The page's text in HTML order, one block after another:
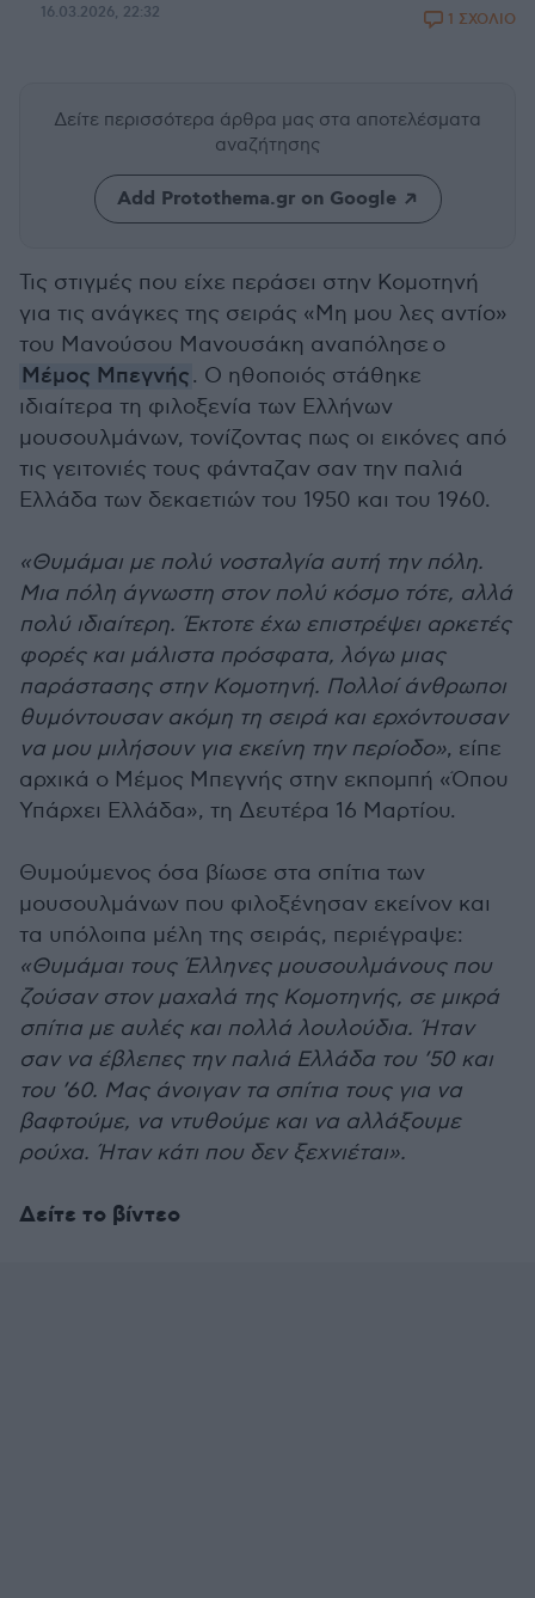
16.03.2026, 22:32 1 ΣΧΟΛΙΟ
Δείτε περισσότερα άρθρα μας στα αποτελέσματα
αναζήτησης
Add Protothema.gr on Google
Τις στιγμές που είχε περάσει στην Κομοτηνή
για τις ανάγκες της σειράς «Μη μου λες αντίο»
του Μανούσου Μανουσάκη αναπόλησε ο
Μέμος Μπεγνής. Ο ηθοποιός στάθηκε
ιδιαίτερα τη φιλοξενία των Ελλήνων
μουσουλμάνων, τονίζοντας πως οι εικόνες από
τις γειτονιές τους φάνταζαν σαν την παλιά
Ελλάδα των δεκαετιών του 1950 και του 1960.
«Θυμάμαι με πολύ νοσταλγία αυτή την πόλη.
Μια πόλη άγνωστη στον πολύ κόσμο τότε, αλλά
πολύ ιδιαίτερη. Έκτοτε έχω επιστρέψει αρκετές
φορές και μάλιστα πρόσφατα, λόγω μιας
παράστασης στην Κομοτηνή. Πολλοί άνθρωποι
θυμόντουσαν ακόμη τη σειρά και ερχόντουσαν
να μου μιλήσουν για εκείνη την περίοδο», είπε
αρχικά ο Μέμος Μπεγνής στην εκπομπή «Όπου
Υπάρχει Ελλάδα», τη Δευτέρα 16 Μαρτίου.
Θυμούμενος όσα βίωσε στα σπίτια των
μουσουλμάνων που φιλοξένησαν εκείνον και
τα υπόλοιπα μέλη της σειράς, περιέγραψε:
«Θυμάμαι τους Έλληνες μουσουλμάνους που
ζούσαν στον μαχαλά της Κομοτηνής, σε μικρά
σπίτια με αυλές και πολλά λουλούδια. Ήταν
σαν να έβλεπες την παλιά Ελλάδα του ’50 και
του ’60. Μας άνοιγαν τα σπίτια τους για να
βαφτούμε, να ντυθούμε και να αλλάξουμε
ρούχα. Ήταν κάτι που δεν ξεχνιέται».
Δείτε το βίντεο